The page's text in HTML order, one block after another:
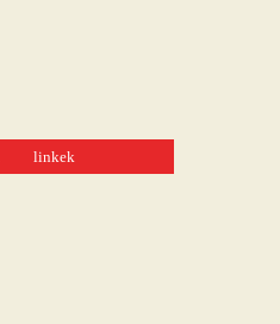
linkek